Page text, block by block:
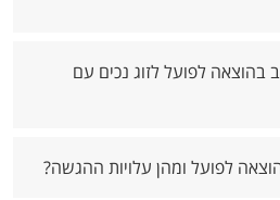
בהוצאה לפועל לזוג נכים עם
לפועל ומהן עלויות ההגשה?